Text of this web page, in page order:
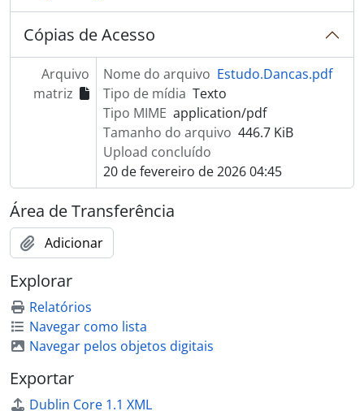
[Item] Revivendo o passado
[Item] Roteiro do Regionalismo
[Item] Arcaísmos portugueses na linguagem popular do Rio Grande do Sul
[Item] Aspectos Linguistico-etnograficos de São Jose do Norte
[Item] Assumptos do Rio Grande do Sul
[Item] Cancha Reta
[Item] Estorias e Lendas dos Indios
[Item] Lendas Brasileiras
[Item] Principais lendas folcloricas do Rio Grande do Sul
[Item] Cadernos Gaúchos - Pandorgueando
[Item] Cadernos Gaúchos - Panorama Bibliográfico do Regionalismo
Cópias de Acesso
Arquivo
matriz
Nome do arquivo Estudo.Dancas.pdf
Tipo de mídia Texto
Tipo MIME application/pdf
Tamanho do arquivo 446.7 KiB
Upload concluído
20 de fevereiro de 2026 04:45
Área de Transferência
Adicionar
Explorar
Relatórios
Navegar como lista
Navegar pelos objetos digitais
Exportar
Dublin Core 1.1 XML